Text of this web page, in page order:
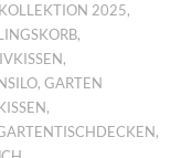
2025,
,
,
,GARTEN
,
,